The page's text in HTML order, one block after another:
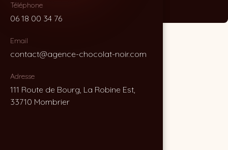
Téléphone
06 18 00 34 76
Email
contact@agence-chocolat-noir.com
Adresse
111 Route de Bourg, La Robine Est,
33710 Mombrier
Téléphone
06 18 00 34 76
Email
contact@agence-chocolat-noir.com
Adresse
111 Route de Bourg, La Robine Est,
33710 Mombrier